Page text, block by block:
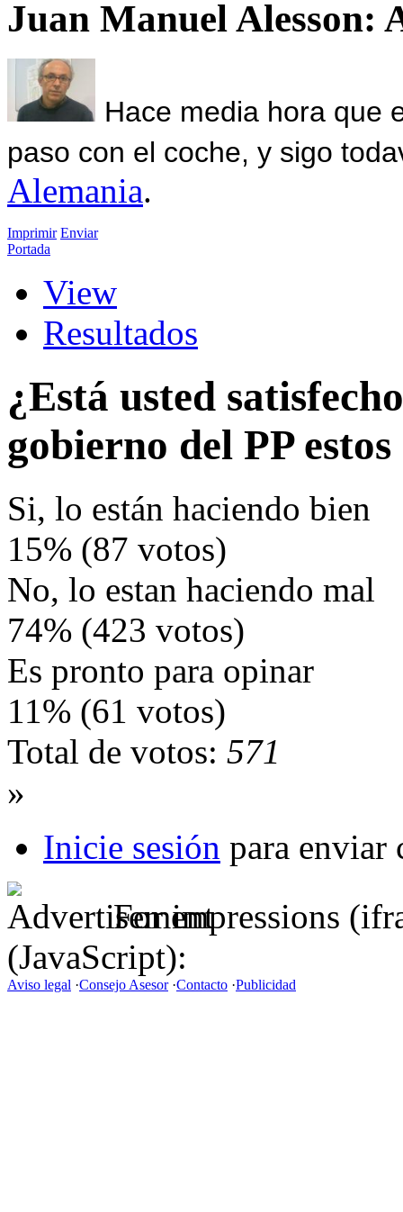
Juan Manuel Alesson:
Hace media hora que
paso con el coche, y sigo
Alemania.
Imprimir Enviar
Portada
View
Resultados
¿Está usted
gobierno del PP estos
Si, lo están haciendo bien
15% (87 votos)
No, lo estan haciendo mal
74% (423 votos)
Es pronto para opinar
11% (61 votos)
Total de votos: 571
»
Inicie sesión para enviar
For impressions
(JavaScript):
Aviso legal ·Consejo Asesor·Contacto ·Publicidad